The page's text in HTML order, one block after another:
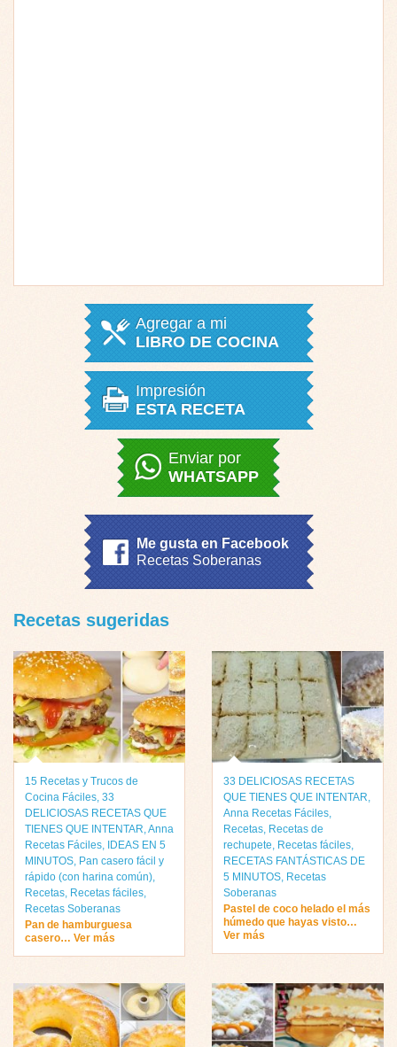
Agregar a mi
LIBRO DE COCINA
Impresión
ESTA RECETA
Enviar por
WHATSAPP
Me gusta en Facebook
Recetas Soberanas
Recetas sugeridas
15 Recetas y Trucos de
Cocina Fáciles, 33
DELICIOSAS RECETAS QUE
TIENES QUE INTENTAR,Anna
Recetas Fáciles, IDEAS EN 5
MINUTOS, Pan casero fácil y
rápido (con harina común),
Recetas, Recetas fáciles,
Recetas Soberanas
Pan de hamburguesa
casero… Ver más
33 DELICIOSAS RECETAS
QUE TIENES QUE INTENTAR,
Anna Recetas Fáciles,
Recetas, Recetas de
rechupete, Recetas fáciles,
RECETAS FANTÁSTICAS DE
5 MINUTOS, Recetas
Soberanas
Pastel de coco helado el más
húmedo que hayas visto…
Ver más